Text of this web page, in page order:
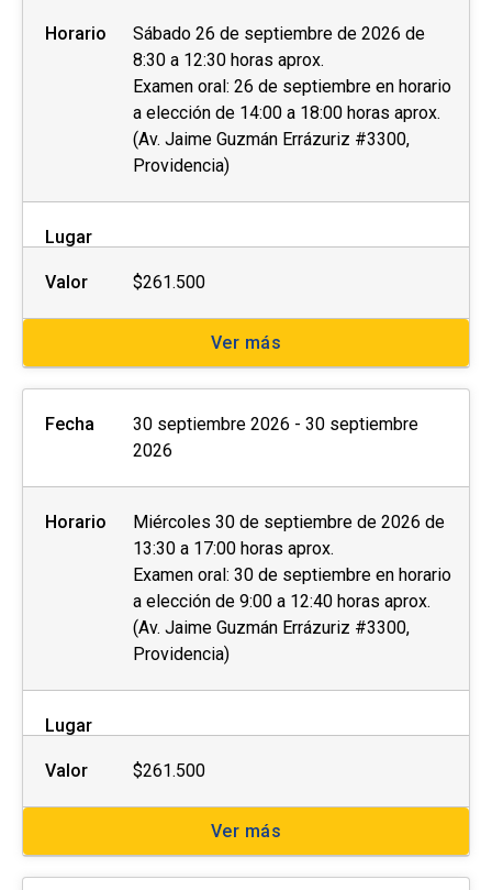
Horario
Sábado 26 de septiembre de 2026 de
8:30 a 12:30 horas aprox.
Examen oral: 26 de septiembre en horario
a elección de 14:00 a 18:00 horas aprox.
(Av. Jaime Guzmán Errázuriz #3300,
Providencia)
Lugar
Valor $261.500
Ver más
Fecha
30 septiembre 2026 - 30 septiembre
2026
Horario
Miércoles 30 de septiembre de 2026 de
13:30 a 17:00 horas aprox.
Examen oral: 30 de septiembre en horario
a elección de 9:00 a 12:40 horas aprox.
(Av. Jaime Guzmán Errázuriz #3300,
Providencia)
Lugar
Valor $261.500
Ver más